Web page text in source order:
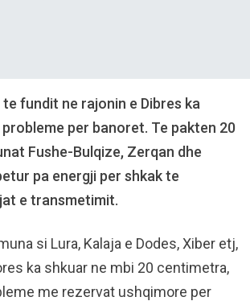
fundit ne rajonin e Dibres ka
per banoret. Te pakten 20
Fushe-Bulqize, Zerqan dhe
pa energji per shkak te
e transmetimit.
si Lura, Kalaja e Dodes, Xiber etj,
ka shkuar ne mbi 20 centimetra,
me rezervat ushqimore per